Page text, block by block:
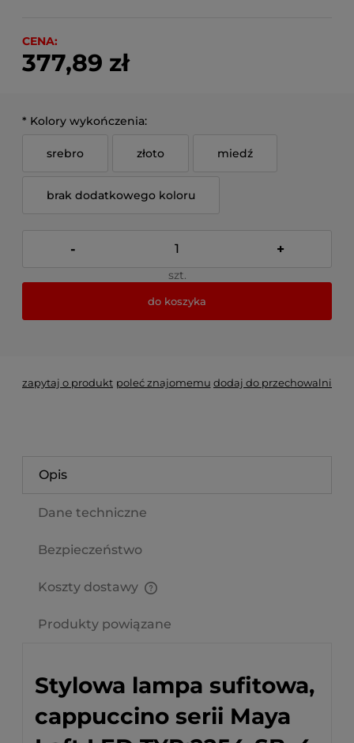
CENA:
377,89 zł
* Kolory wykończenia:
srebro złoto miedź
brak dodatkowego koloru
- +
szt.
do koszyka
zapytaj o produkt poleć znajomemu dodaj do przechowalni
Opis
Dane techniczne
Bezpieczeństwo
Koszty dostawy
Produkty powiązane
Stylowa lampa sufitowa,
cappuccino serii Maya